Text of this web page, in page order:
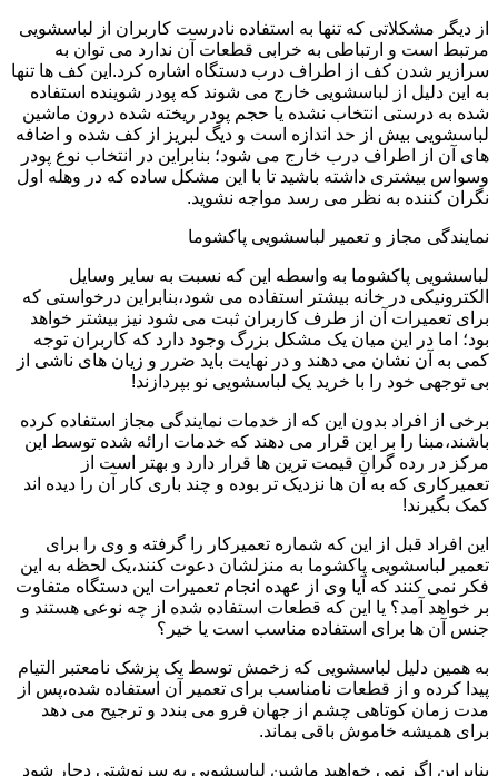
از دیگر مشکلاتی که تنها به استفاده نادرست کاربران از لباسشویی
مرتبط است و ارتباطی به خرابی قطعات آن ندارد می توان به
سرازیر شدن کف از اطراف درب دستگاه اشاره کرد.این کف ها تنها
به این دلیل از لباسشویی خارج می شوند که پودر شوینده استفاده
شده به درستی انتخاب نشده یا حجم پودر ریخته شده درون ماشین
لباسشویی بیش از حد اندازه است و دیگ لبریز از کف شده و اضافه
های آن از اطراف درب خارج می شود؛ بنابراین در انتخاب نوع پودر
وسواس بیشتری داشته باشید تا با این مشکل ساده که در وهله اول
نگران کننده به نظر می رسد مواجه نشوید.
نمایندگی مجاز و تعمیر لباسشویی پاکشوما
لباسشویی پاکشوما به واسطه این که نسبت به سایر وسایل
الکترونیکی در خانه بیشتر استفاده می شود،بنابراین درخواستی که
برای تعمیرات آن از طرف کاربران ثبت می شود نیز بیشتر خواهد
بود؛ اما در این میان یک مشکل بزرگ وجود دارد که کاربران توجه
کمی به آن نشان می دهند و در نهایت باید ضرر و زیان های ناشی از
بی توجهی خود را با خرید یک لباسشویی نو بپردازند!
برخی از افراد بدون این که از خدمات نمایندگی مجاز استفاده کرده
باشند،مبنا را بر این قرار می دهند که خدمات ارائه شده توسط این
مرکز در رده گران قیمت ترین ها قرار دارد و بهتر است از
تعمیرکاری که به آن ها نزدیک تر بوده و چند باری کار آن را دیده اند
کمک بگیرند!
این افراد قبل از این که شماره تعمیرکار را گرفته و وی را برای
تعمیر لباسشویی پاکشوما به منزلشان دعوت کنند،یک لحظه به این
فکر نمی کنند که آیا وی از عهده انجام تعمیرات این دستگاه متفاوت
بر خواهد آمد؟ یا این که قطعات استفاده شده از چه نوعی هستند و
جنس آن ها برای استفاده مناسب است یا خیر؟
به همین دلیل لباسشویی که زخمش توسط یک پزشک نامعتبر التیام
پیدا کرده و از قطعات نامناسب برای تعمیر آن استفاده شده،پس از
مدت زمان کوتاهی چشم از جهان فرو می بندد و ترجیح می دهد
برای همیشه خاموش باقی بماند.
بنابراین اگر نمی خواهید ماشین لباسشویی به سرنوشتی دچار شود